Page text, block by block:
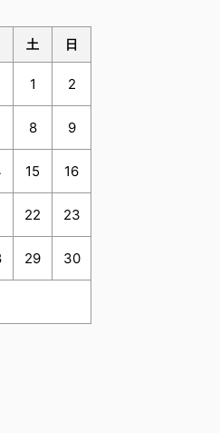
土 日
1 2
8 9
15 16
22 23
29 30